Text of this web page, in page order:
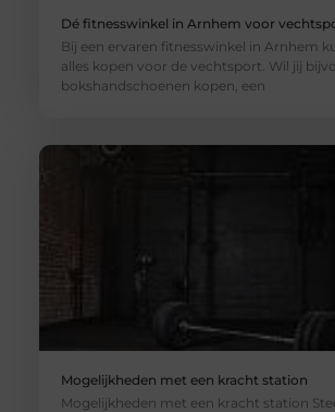
Dé fitnesswinkel in Arnhem voor
Bij een ervaren fitnesswinkel in Arnhem
alles kopen voor de vechtsport. Wil jij
bokshandschoenen kopen, een
Mogelijkheden met een kracht station
Mogelijkheden met een kracht station